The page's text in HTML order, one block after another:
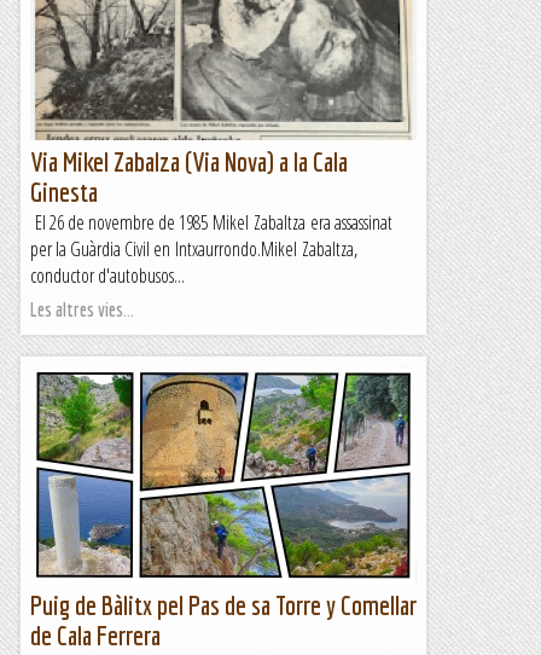
Via Mikel Zabalza (Via Nova) a la Cala
Ginesta
El 26 de novembre de 1985 Mikel Zabaltza era assassinat
per la Guàrdia Civil en Intxaurrondo.Mikel Zabaltza,
conductor d'autobusos...
Les altres vies...
Puig de Bàlitx pel Pas de sa Torre y Comellar
de Cala Ferrera